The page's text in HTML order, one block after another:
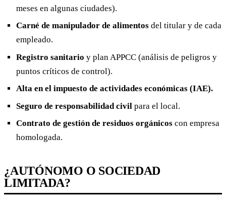
meses en algunas ciudades).
Carné de manipulador de alimentos del titular y de cada
empleado.
Registro sanitario y plan APPCC (análisis de peligros y
puntos críticos de control).
Alta en el impuesto de actividades económicas (IAE).
Seguro de responsabilidad civil para el local.
Contrato de gestión de residuos orgánicos con empresa
homologada.
¿AUTÓNOMO O SOCIEDAD
LIMITADA?